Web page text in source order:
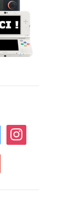
instagram